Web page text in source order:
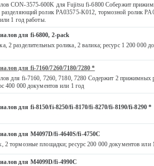
CON-3575-600K для Fujitsu fi-6800 Собержит
ролик PA03575-K012, тормозной ролик
1 год работы.
для fi-6800, 2-pack
2 разделительных ролика, 2 валика; ресурс 1 200 000
для fi-7160/7260/7180/7280 *
для fi-7160, 7260, 7180, 7280 Содержит 2 прижимных
400 000 документов или 1 год
для fi-8150/fi-8250/fi-8170/fi-8270/fi-8190/fi-8290 *
для M4097D/fi-4640S/fi-4750C
тормозные площадки; ресурс 200 000 документов или
для M4099D/fi-4990C